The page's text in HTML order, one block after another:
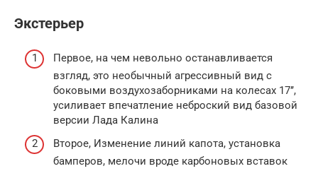
Экстерьер
Первое, на чем невольно останавливается
взгляд, это необычный агрессивный вид с
боковыми воздухозаборниками на колесах 17’’,
усиливает впечатление неброский вид базовой
версии Лада Калина
Второе, Изменение линий капота, установка
бамперов, мелочи вроде карбоновых вставок